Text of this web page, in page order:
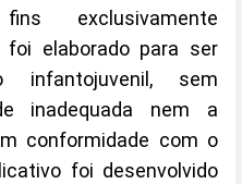
exclusivamente
foi elaborado para ser
infantojuvenil, sem
inadequada nem a
conformidade com o
foi desenvolvido